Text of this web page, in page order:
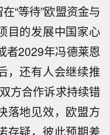
“等待”欧盟资金与
目的发展中国家心
者2029年冯德莱恩
，还有人会继续推
方合作诉求持续错
落地见效，欧盟方
存疑，彼此预期差